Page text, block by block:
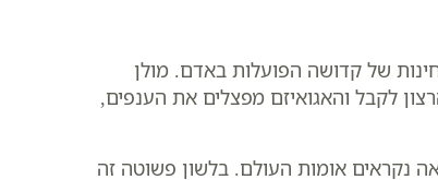
של קדושה הפועלות באדם. מולן
לקבל והאגואיזם מפצלים את הענפים,
נקראים אומות העולם. בלשון פשוטה זה